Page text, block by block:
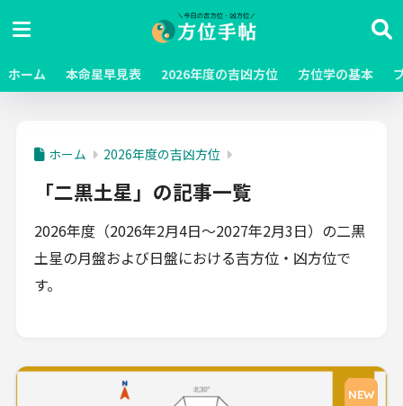
ホーム 本命星早見表 2026年度の吉凶方位 方位学の基本
ホーム 2026年度の吉凶方位
「二黒土星」の記事一覧
2026年度（2026年2月4日～2027年2月3日）の二黒
土星の月盤および日盤における吉方位・凶方位で
す。
NEW